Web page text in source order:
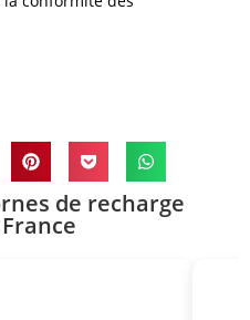
de recharge